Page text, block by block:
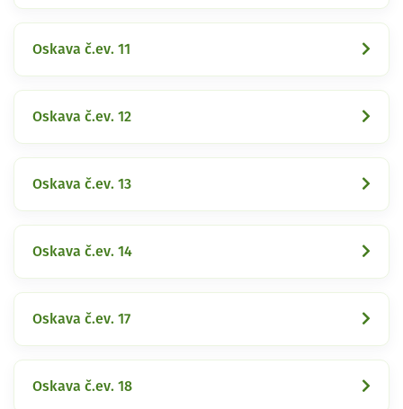
Oskava č.ev. 11
Oskava č.ev. 12
Oskava č.ev. 13
Oskava č.ev. 14
Oskava č.ev. 17
Oskava č.ev. 18